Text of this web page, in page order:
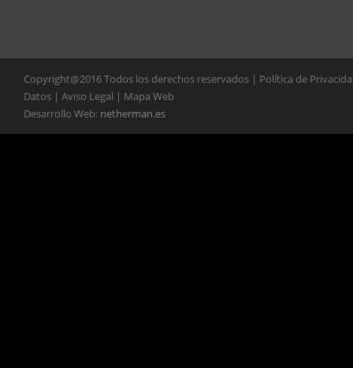
Copyright@2016 Todos los derechos reservados | Política de
Datos | Aviso Legal | Mapa Web
Desarrollo Web: netherman.es